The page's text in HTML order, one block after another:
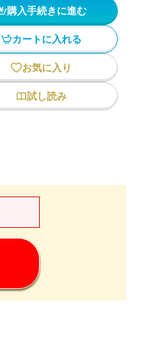
購入手続きに進む
カートに入れる
お気に入り
試し読み